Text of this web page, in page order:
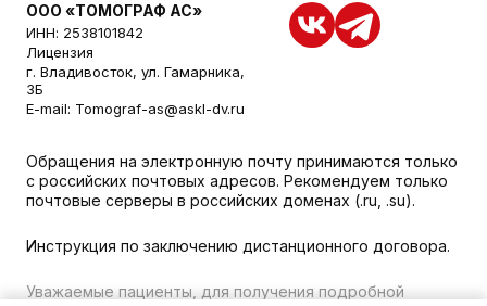
ООО «ТОМОГРАФ АС»
ИНН: 2538101842
Лицензия
г. Владивосток, ул. Гамарника,
3Б
E-mail: Tomograf-as@askl-dv.ru
Обращения на электронную почту принимаются только
с российских почтовых адресов. Рекомендуем только
почтовые серверы в российских доменах (.ru, .su).
Инструкция по заключению дистанционного договора.
Уважаемые пациенты, для получения подробной